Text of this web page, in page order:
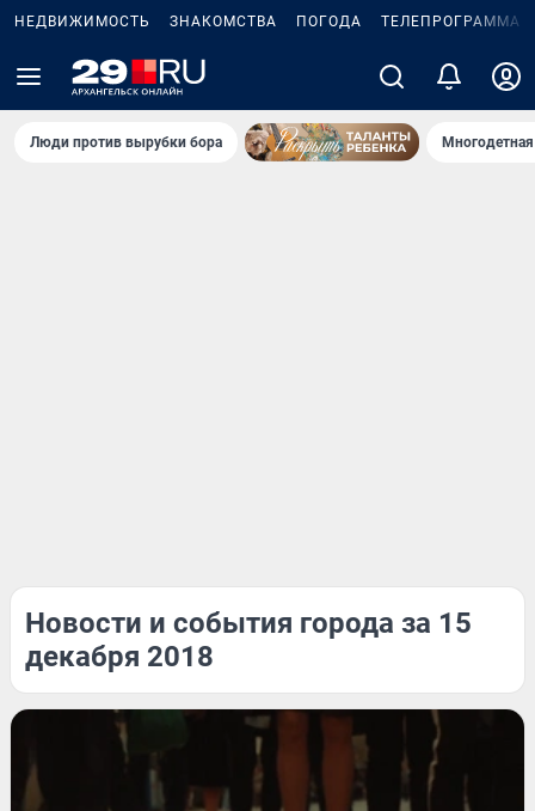
НЕДВИЖИМОСТЬ ЗНАКОМСТВА ПОГОДА ТЕЛЕПРОГРАММА
Люди против вырубки бора
Новости и события города за 15
декабря 2018